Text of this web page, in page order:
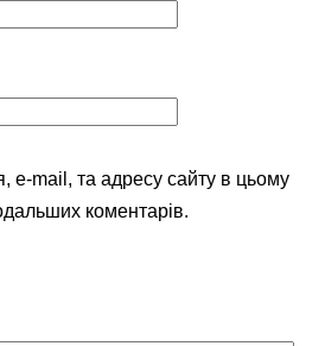
e-mail, та адресу сайту в цьому
коментарів.